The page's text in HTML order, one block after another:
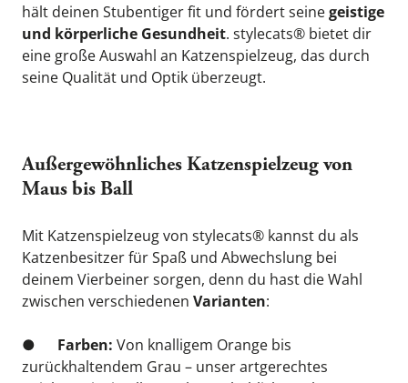
hält deinen Stubentiger fit und fördert seine geistige
und körperliche Gesundheit. stylecats® bietet dir
eine große Auswahl an Katzenspielzeug, das durch
seine Qualität und Optik überzeugt.
Außergewöhnliches Katzenspielzeug von
Maus bis Ball
Mit Katzenspielzeug von stylecats® kannst du als
Katzenbesitzer für Spaß und Abwechslung bei
deinem Vierbeiner sorgen, denn du hast die Wahl
zwischen verschiedenen Varianten:
● Farben: Von knalligem Orange bis
zurückhaltendem Grau – unser artgerechtes